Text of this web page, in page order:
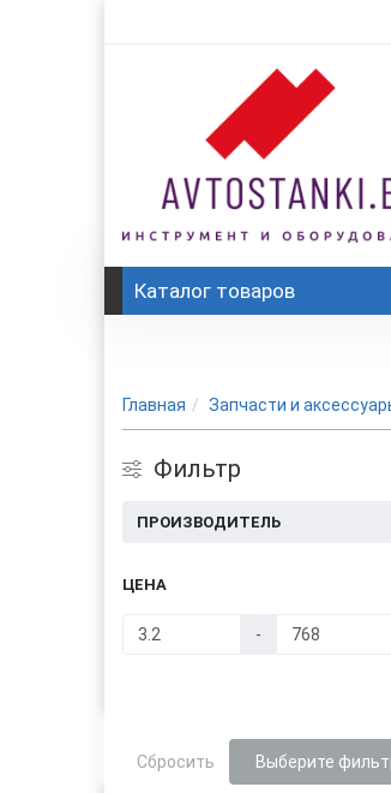
Каталог товаров
Главная Запчасти и
Фильтр
ПРОИЗВОДИТЕЛЬ
ЦЕНА
-
Сбросить Выберите